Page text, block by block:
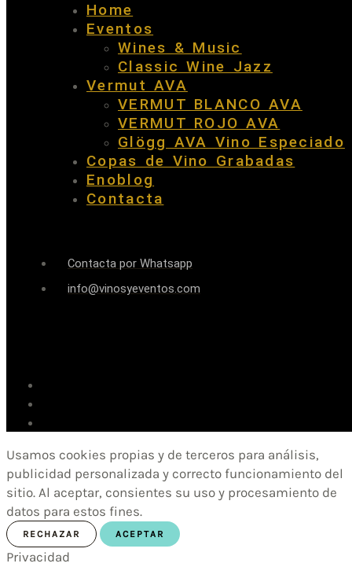
Home
Eventos
Wines & Music
Classic Wine Jazz
Vermut AVA
VERMUT BLANCO AVA
VERMUT ROJO AVA
Glögg AVA Vino Especiado
Copas de Vino Grabadas
Enoblog
Contacta
Contacta por Whatsapp
info@vinosyeventos.com
Usamos cookies propias y de terceros para análisis,
publicidad personalizada y correcto funcionamiento del
sitio. Al aceptar, consientes su uso y procesamiento de
datos para estos fines.
RECHAZAR ACEPTAR
Privacidad